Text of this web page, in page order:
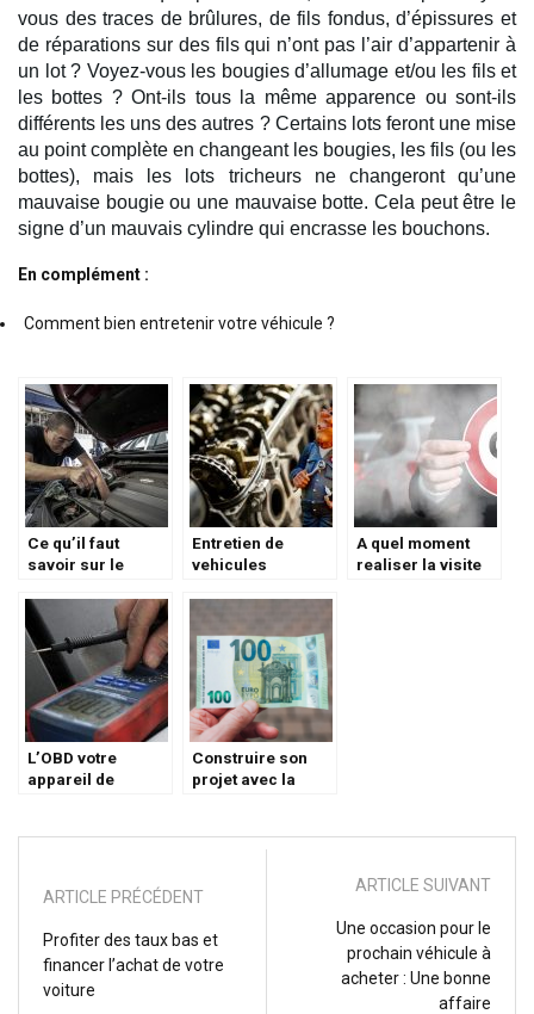
vous des traces de brûlures, de fils fondus, d’épissures et
de réparations sur des fils qui n’ont pas l’air d’appartenir à
un lot ? Voyez-vous les bougies d’allumage et/ou les fils et
les bottes ? Ont-ils tous la même apparence ou sont-ils
différents les uns des autres ? Certains lots feront une mise
au point complète en changeant les bougies, les fils (ou les
bottes), mais les lots tricheurs ne changeront qu’une
mauvaise bougie ou une mauvaise botte. Cela peut être le
signe d’un mauvais cylindre qui encrasse les bouchons.
En complément :
Comment bien entretenir votre véhicule ?
Ce qu’il faut
savoir sur le
technique d’un
véhicule
Entretien de
vehicules
A quel moment
realiser la visite
L’OBD votre
appareil de
Construire son
projet avec la
sur mesure pour
ARTICLE PRÉCÉDENT
Profiter des taux bas et
financer l’achat de votre
voiture
ARTICLE SUIVANT
Une occasion pour le
prochain véhicule à
acheter : Une bonne
affaire